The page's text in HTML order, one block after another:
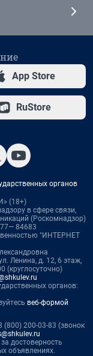
App Store
RuStore
органов
(18+)
в сфере связи,
(Роскомнадзор)
84683
"ИНТЕРНЕТ
Ленина, д. 12, 6 этаж,
(круглосуточно)
органов:
веб-формой
(800) 200-03-83 (звонок
достоверность
объявлениях.